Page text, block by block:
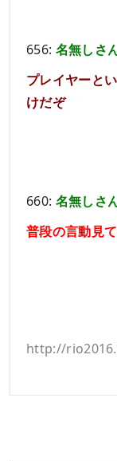
656: 名無しさ
プレイヤーと
けだぞ
660: 名無しさ
普段の言動見
http://